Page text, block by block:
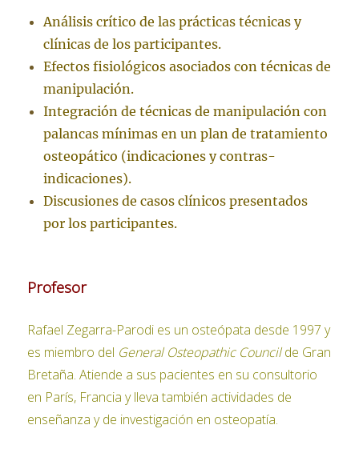
Análisis crítico de las prácticas técnicas y
clínicas de los participantes.
Efectos fisiológicos asociados con técnicas de
manipulación.
Integración de técnicas de manipulación con
palancas mínimas en un plan de tratamiento
osteopático (indicaciones y contras-
indicaciones).
Discusiones de casos clínicos presentados
por los participantes.
Profesor
Rafael Zegarra-Parodi es un osteópata desde 1997 y
es miembro del General Osteopathic Councilde Gran
Bretaña. Atiende a sus pacientes en su consultorio
en París, Francia y lleva también actividades de
enseñanza y de investigación en osteopatía.